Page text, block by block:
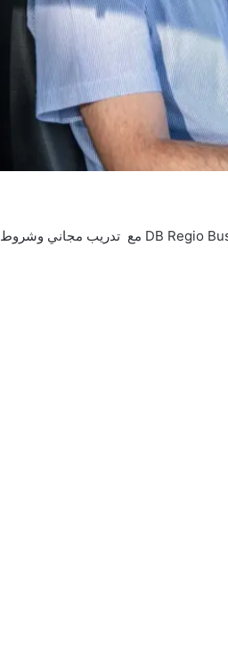
مطلوب سائق حافلة في Berlin في أقرب وقت ممكن لشركة DB Regio Bus Ost GmbH مع تدريب مجاني وشروط